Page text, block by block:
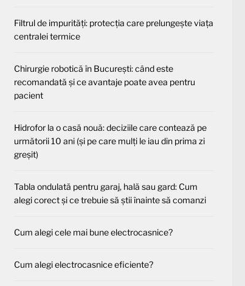
Filtrul de impurități: protecția care prelungește viața
centralei termice
Chirurgie robotică în București: când este
recomandată și ce avantaje poate avea pentru
pacient
Hidrofor la o casă nouă: deciziile care contează pe
următorii 10 ani (și pe care mulți le iau din prima zi
greșit)
Tabla ondulată pentru garaj, hală sau gard: Cum
alegi corect și ce trebuie să știi înainte să comanzi
Cum alegi cele mai bune electrocasnice?
Cum alegi electrocasnice eficiente?